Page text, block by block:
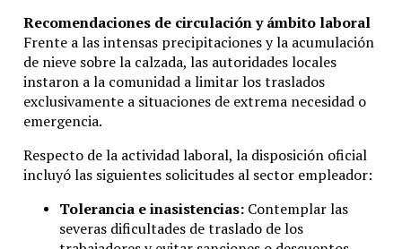
Rosario estrena Costa Nueva: el paseo que vuelve a unir la
ciudad con su río
Recomendaciones de circulación y ámbito laboral
Frente a las intensas precipitaciones y la acumulación
de nieve sobre la calzada, las autoridades locales
instaron a la comunidad a limitar los traslados
exclusivamente a situaciones de extrema necesidad o
emergencia.
Respecto de la actividad laboral, la disposición oficial
incluyó las siguientes solicitudes al sector empleador:
Tolerancia e inasistencias:Contemplar las
severas dificultades de traslado de los